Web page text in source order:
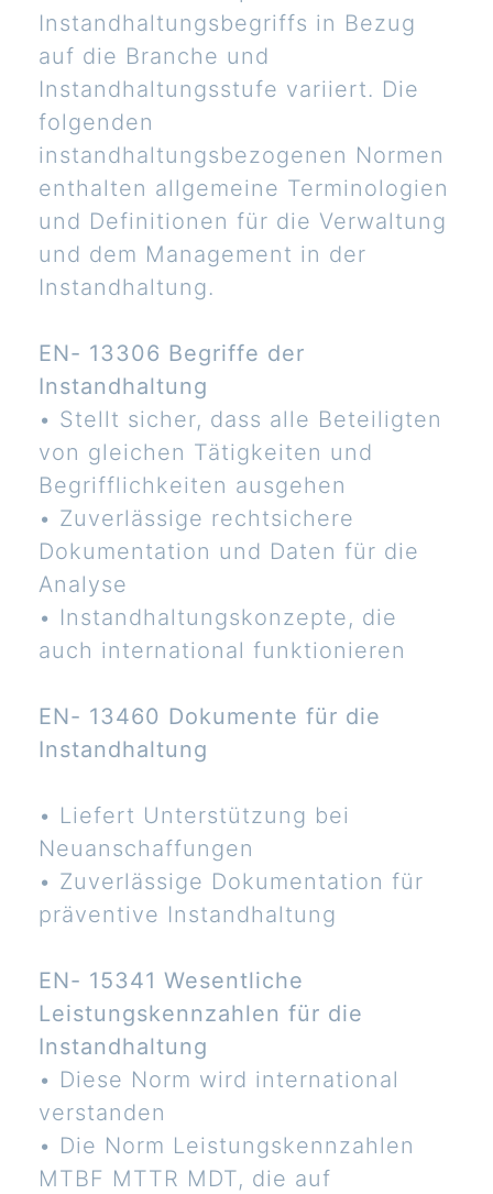
Instandhaltungsbegriffs in Bezug
auf die Branche und
Instandhaltungsstufe variiert. Die
folgenden
instandhaltungsbezogenen Normen
enthalten allgemeine Terminologien
und Definitionen für die Verwaltung
und dem Management in der
Instandhaltung.
EN- 13306 Begriffe der
Instandhaltung
• Stellt sicher, dass alle Beteiligten
von gleichen Tätigkeiten und
Begrifflichkeiten ausgehen
• Zuverlässige rechtsichere
Dokumentation und Daten für die
Analyse
• Instandhaltungskonzepte, die
auch international funktionieren
EN- 13460 Dokumente für die
Instandhaltung
• Liefert Unterstützung bei
Neuanschaffungen
• Zuverlässige Dokumentation für
präventive Instandhaltung
EN- 15341 Wesentliche
Leistungskennzahlen für die
Instandhaltung
• Diese Norm wird international
verstanden
• Die Norm Leistungskennzahlen
MTBF MTTR MDT, die auf